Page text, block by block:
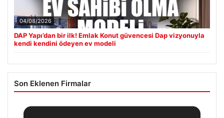
04/08/2026
DAP Yapı’dan bir ilk! Emlak Konut güvencesi Dap vizyonuyla
kendi kendini ödeyen ev modeli
Son Eklenen Firmalar